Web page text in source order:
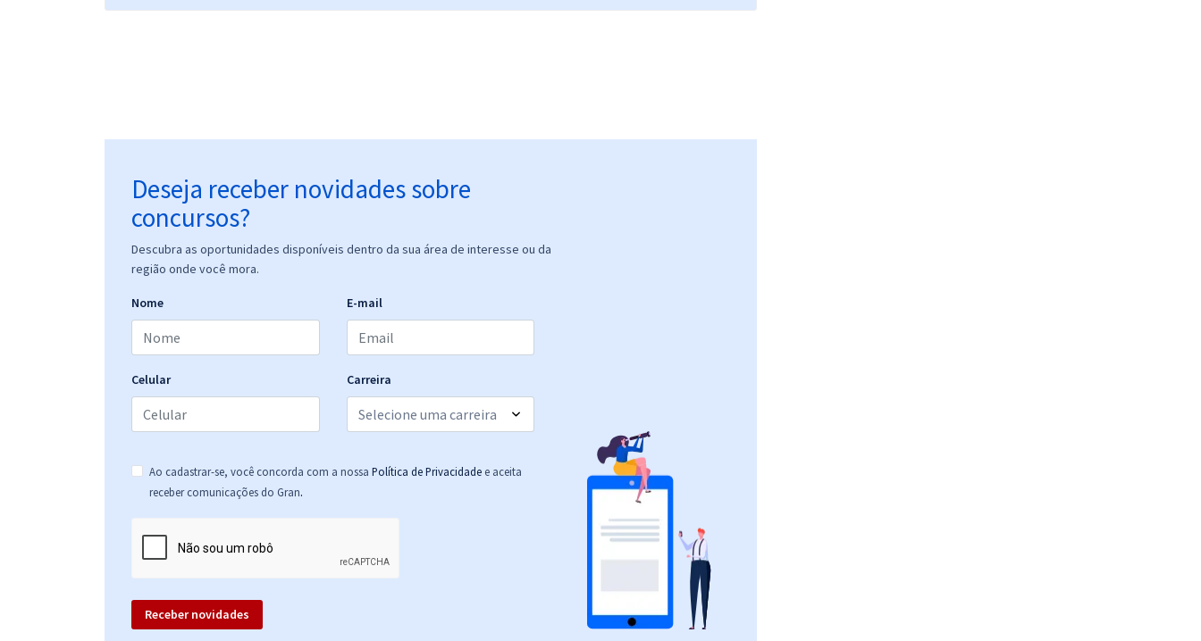
Deseja receber novidades sobre
concursos?
Descubra as oportunidades disponíveis dentro da sua área de interesse ou da
região onde você mora.
Nome E-mail
Celular Carreira
Ao cadastrar-se, você concorda com a nossa Política de Privacidade e aceita
receber comunicações do Gran.
Receber novidades